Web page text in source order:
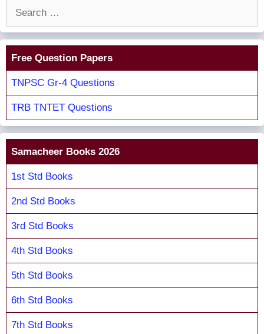
Free Question Papers
TNPSC Gr-4 Questions
TRB TNTET Questions
Samacheer Books 2026
1st Std Books
2nd Std Books
3rd Std Books
4th Std Books
5th Std Books
6th Std Books
7th Std Books